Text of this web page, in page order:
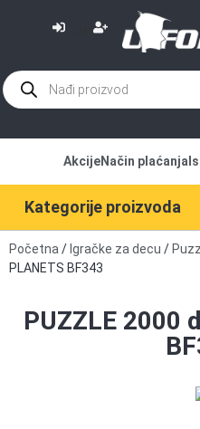
Kategorije proizvoda
AkcijeNačin plaćanja
Početna / Igračke za decu /
PLANETS BF343
PUZZLE 2000